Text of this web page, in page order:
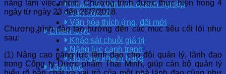
Khảo sát Văn hóa doanh nghiệp
Văn hóa số
Văn hóa thích ứng, đổi mới
Chiến lược
Khảo sát chuỗi giá trị
Năng lực cạnh tranh
Hài lòng khách hàng
Lãnh đạo
năng làm việc nhóm. Chương trình được thực hiện trong 4
ngày từ ngày 23 đến 26/7/2018.
Chương trình đào tạo hướng đến các mục tiêu cốt lõi như
sau:
(1) Nâng cao năng lực lãnh đạo cho đội quản lý, lãnh đạo
trong Công ty Dược phẩm Thái Minh, giúp cán bộ quản lý